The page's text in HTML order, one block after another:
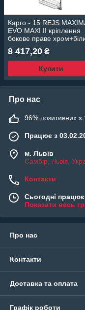
Карго - 15 REJS
EVO MAXI II кріплення
бокове праве
8 417,20 ₴
Купити
Про нас
96% позитивних з
Працює з
м. Львів
Самбір, Львів,
Контакти
Сьогодні
Показати весь
Про нас
Контакти
Доставка та оплата
Графік роботи